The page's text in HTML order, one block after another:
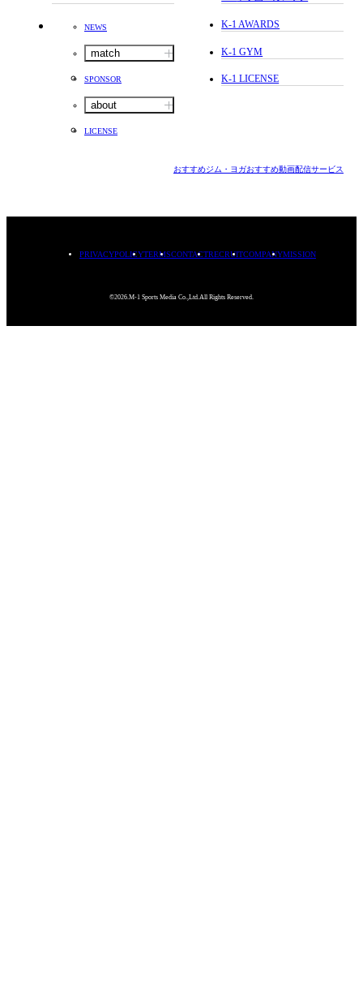
NEWS
match
SPONSOR
about
LICENSE
K-1 AWARDS
K-1 GYM
K-1 LICENSE
おすすめジム・ヨガおすすめ動画配信サービス
PRIVACYPOLICYTERMSCONTACTRECRUITCOMPANYMISSION
©2026.M-1 Sports Media Co.,Ltd.All Rights Reserved.